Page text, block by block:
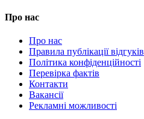
Про нас
Про нас
Правила публікації відгуків
Політика конфіденційності
Перевірка фактів
Контакти
Вакансії
Рекламні можливості